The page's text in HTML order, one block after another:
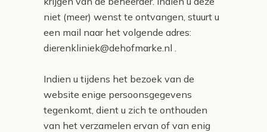
niet (meer) wenst te ontvangen, stuurt u
een mail naar het volgende adres:
dierenkliniek@dehofmarke.nl .
Indien u tijdens het bezoek van de
website enige persoonsgegevens
tegenkomt, dient u zich te onthouden
van het verzamelen ervan of van enig